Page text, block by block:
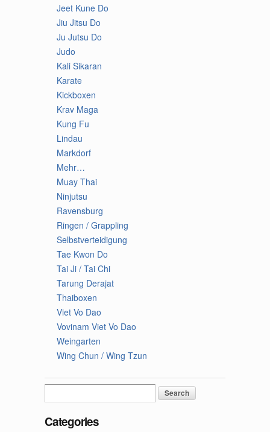
Jeet Kune Do
Jiu Jitsu Do
Ju Jutsu Do
Judo
Kali Sikaran
Karate
Kickboxen
Krav Maga
Kung Fu
Lindau
Markdorf
Mehr…
Muay Thai
Ninjutsu
Ravensburg
Ringen / Grappling
Selbstverteidigung
Tae Kwon Do
Tai Ji / Tai Chi
Tarung Derajat
Thaiboxen
Viet Vo Dao
Vovinam Viet Vo Dao
Weingarten
Wing Chun / Wing Tzun
for:
Categories